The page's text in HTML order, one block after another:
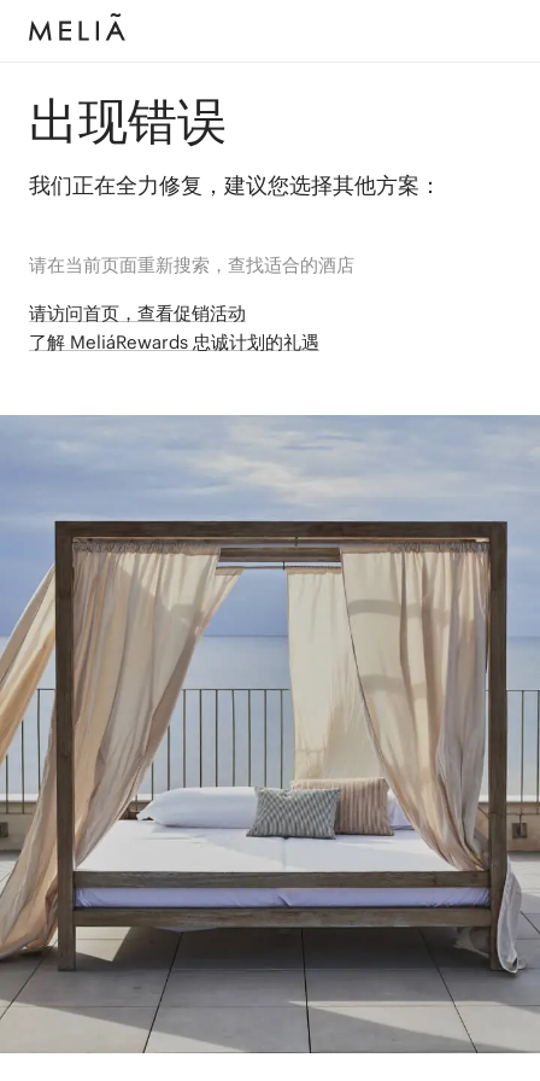
出现错误
我们正在全力修复，建议您选择其他方案：
请在当前页面重新搜索，查找适合的酒店
请访问首页，查看促销活动
了解 MeliáRewards 忠诚计划的礼遇